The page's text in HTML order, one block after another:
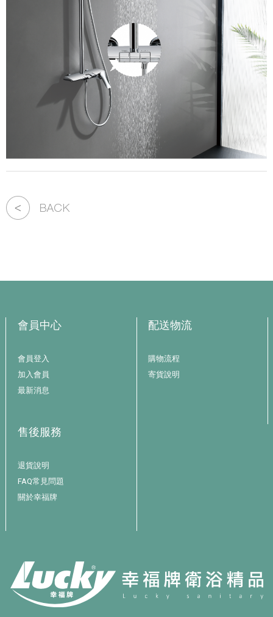
會員中心
會員登入
加入會員
最新消息
配送物流
購物流程
寄貨說明
售後服務
退貨說明
FAQ常見問題
關於幸福牌